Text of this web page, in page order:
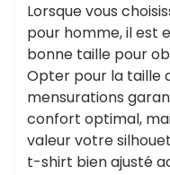
Lorsque vous
pour homme, il est
bonne taille pour
Opter pour la taille
mensurations
confort optimal,
valeur votre
t-shirt bien ajusté